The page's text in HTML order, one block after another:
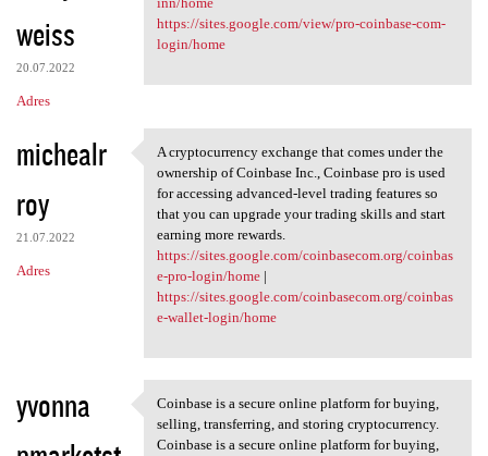
weiss
20.07.2022
Adres
https://sites.google.com/view/pro-coinbase-com-
login/home
michealr
roy
21.07.2022
Adres
A cryptocurrency exchange
A cryptocurrency exchange that comes under the
ownership of Coinbase Inc., Coinbase pro is used
for accessing advanced-level trading features so
that you can upgrade your trading skills and start
earning more rewards.
https://sites.google.com/coinbasecom.org/coinbas
e-pro-login/home|
https://sites.google.com/coinbasecom.org/coinbas
e-wallet-login/home
yvonna
Coinbase is a secure online
Coinbase is a secure online platform for buying,
selling, transferring, and storing cryptocurrency.
Coinbase is a secure online platform for buying,